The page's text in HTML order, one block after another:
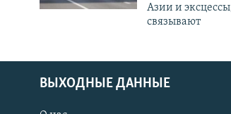
Азии и
связывают
ВЫХОДНЫЕ ДАННЫЕ